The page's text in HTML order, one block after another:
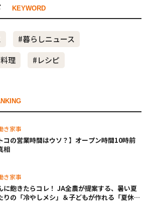
KEYWORD
#暮らしニュース
理 #レシピ
き家事
コの営業時間はウソ？】オープン時間10時前
相
き家事
に飽きたらコレ！ JA全農が提案する、暑い夏
りの「冷やしメシ」＆子どもが作れる「夏休み